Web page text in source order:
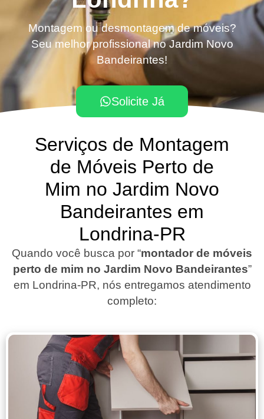
Montagem ou desmontagem de móveis?
Seu melhor profissional no Jardim Novo
Bandeirantes!
Solicite Já
Serviços de Montagem
de Móveis Perto de
Mim no Jardim Novo
Bandeirantes em
Londrina-PR
Quando você busca por “montador de móveis
perto de mim no Jardim Novo Bandeirantes”
em Londrina-PR, nós entregamos atendimento
completo: